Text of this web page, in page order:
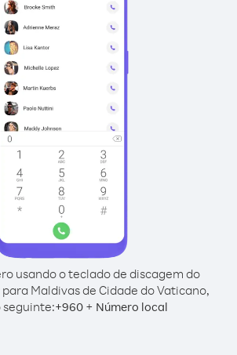
usando o teclado de discagem do
Maldivas de Cidade do Vaticano,
seguinte:+960 + Número local